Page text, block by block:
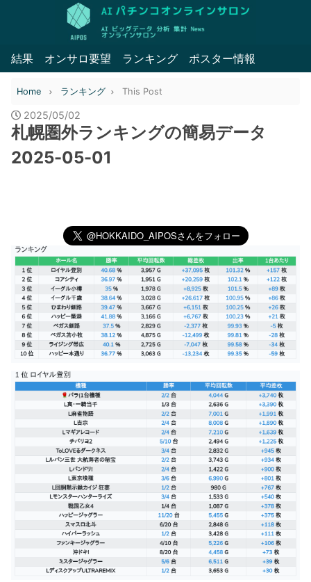
結果 オンサロ要望 ランキング ポスター情報
Home ランキング This Post
2025/05/02
札幌圏外ランキングの簡易データ
2025-05-01